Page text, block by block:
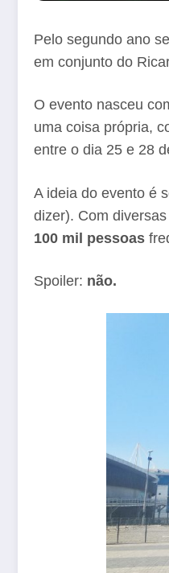
Pelo segundo ano
em conjunto do
O evento nasceu
uma coisa própria,
entre o dia 25 e 28
A ideia do evento é
dizer). Com
100 mil pessoas
Spoiler: não.